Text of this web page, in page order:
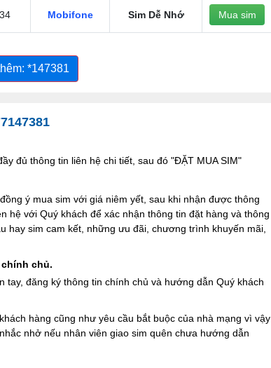
34 Mobifone Sim Dễ Nhớ Mua sim
*147381
đủ thông tin liên hệ chi tiết, sau đó "ĐẶT MUA SIM"
ý mua sim với giá niêm yết, sau khi nhận được thông
hệ với Quý khách để xác nhận thông tin đặt hàng và thông
hay sim cam kết, những ưu đãi, chương trình khuyến mãi,
chủ.
tay, đăng ký thông tin chính chủ và hướng dẫn Quý khách
hàng cũng như yêu cầu bắt buộc của nhà mạng vì vậy
nhở nếu nhân viên giao sim quên chưa hướng dẫn